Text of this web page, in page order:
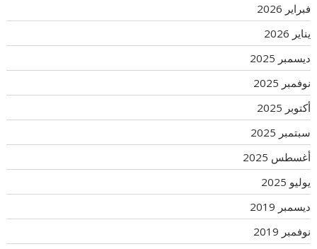
فبراير 2026
يناير 2026
ديسمبر 2025
نوفمبر 2025
أكتوبر 2025
سبتمبر 2025
أغسطس 2025
يوليو 2025
ديسمبر 2019
نوفمبر 2019